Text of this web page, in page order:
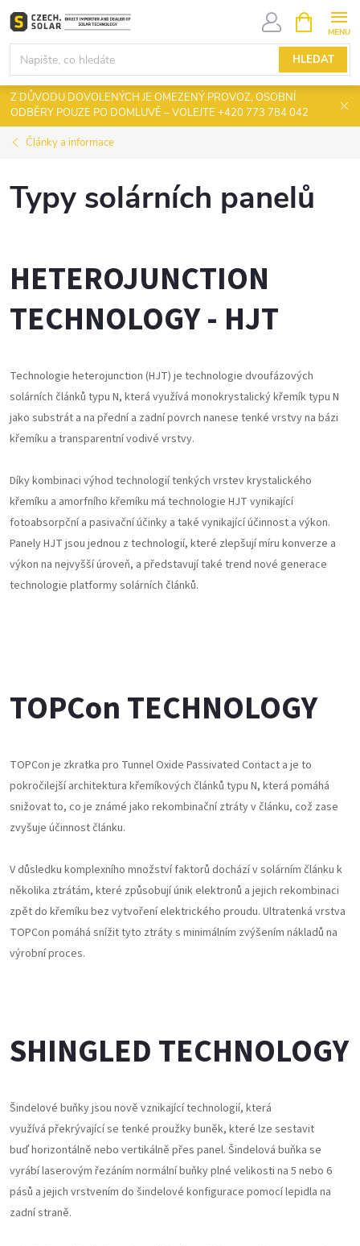
Přejít
na
obsah
HLEDAT
NÁKUPNÍ
KOŠÍK
Z DŮVODU DOVOLENÝCH JE OMEZENÝ PROVOZ, OSOBNÍ
ODBĚRY POUZE PO DOMLUVĚ – VOLEJTE +420 773 784 042
Články a informace
Typy solárních panelů
HETEROJUNCTION
TECHNOLOGY - HJT
Technologie heterojunction (HJT) je technologie dvoufázových
solárních článků typu N, která využívá monokrystalický křemík typu N
jako substrát a na přední a zadní povrch nanese tenké vrstvy na bázi
křemíku a transparentní vodivé vrstvy.
Díky kombinaci výhod technologií tenkých vrstev krystalického
křemíku a amorfního křemíku má technologie HJT vynikající
fotoabsorpční a pasivační účinky a také vynikající účinnost a výkon.
Panely HJT jsou jednou z technologií, které zlepšují míru konverze a
výkon na nejvyšší úroveň, a představují také trend nové generace
technologie platformy solárních článků.
TOPCon TECHNOLOGY
TOPCon je zkratka pro Tunnel Oxide Passivated Contact a je to
pokročilejší architektura křemíkových článků typu N, která pomáhá
snižovat to, co je známé jako rekombinační ztráty v článku, což zase
zvyšuje účinnost článku.
V důsledku komplexního množství faktorů dochází v solárním článku k
několika ztrátám, které způsobují únik elektronů a jejich rekombinaci
zpět do křemíku bez vytvoření elektrického proudu. Ultratenká vrstva
TOPCon pomáhá snížit tyto ztráty s minimálním zvýšením nákladů na
výrobní proces.
SHINGLED TECHNOLOGY
Šindelové buňky jsou nově vznikající technologií, která
využívá překrývající se tenké proužky buněk, které lze sestavit
buď horizontálně nebo vertikálně přes panel. Šindelová buňka se
vyrábí laserovým řezáním normální buňky plné velikosti na 5 nebo 6
pásů a jejich vrstvením do šindelové konfigurace pomocí lepidla na
zadní straně.